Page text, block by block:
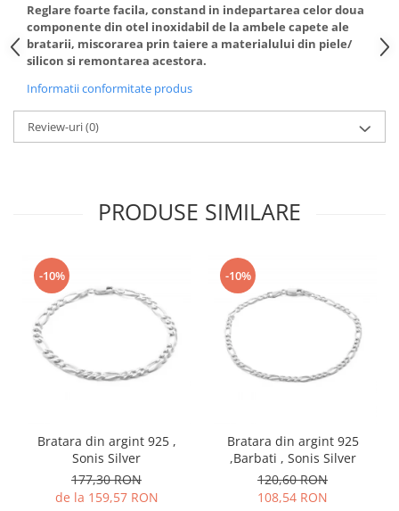
Reglare foarte facila, constand in indepartarea celor doua
componente din otel inoxidabil de la ambele capete ale
bratarii, miscorarea prin taiere a materialului din piele/
silicon si remontarea acestora.
Informatii conformitate produs
Review-uri(0)
PRODUSE SIMILARE
-10%
Bratara din argint 925 ,
Sonis Silver
177,30 RON
de la 159,57 RON
-10%
Bratara din argint 925
,Barbati , Sonis Silver
120,60 RON
108,54 RON